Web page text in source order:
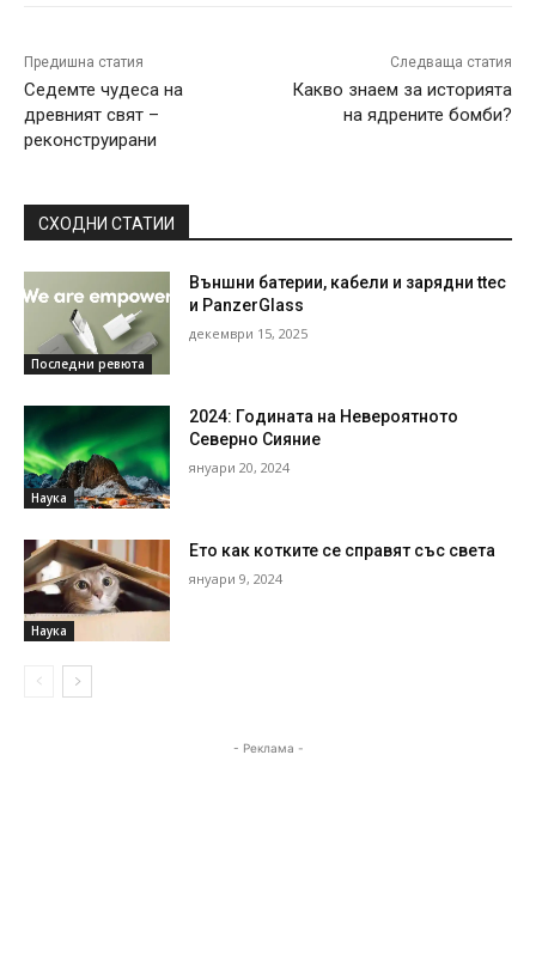
Предишна статия
Седемте чудеса на
древният свят –
реконструирани
Следваща статия
Какво знаем за историята
на ядрените бомби?
СХОДНИ СТАТИИ
Последни ревюта
Външни батерии, кабели и зарядни ttec
и PanzerGlass
декември 15, 2025
Наука
2024: Годината на Невероятното
Северно Сияние
януари 20, 2024
Наука
Ето как котките се справят със света
януари 9, 2024
- Реклама -